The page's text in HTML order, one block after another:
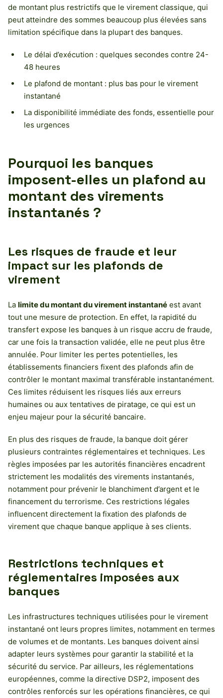
de montant plus restrictifs que le virement classique, qui
peut atteindre des sommes beaucoup plus élevées sans
limitation spécifique dans la plupart des banques.
Le délai d’exécution : quelques secondes contre 24-
48 heures
Le plafond de montant : plus bas pour le virement
instantané
La disponibilité immédiate des fonds, essentielle pour
les urgences
Pourquoi les banques
imposent-elles un plafond au
montant des virements
instantanés ?
Les risques de fraude et leur
impact sur les plafonds de
virement
La limite du montant du virement instantané est avant
tout une mesure de protection. En effet, la rapidité du
transfert expose les banques à un risque accru de fraude,
car une fois la transaction validée, elle ne peut plus être
annulée. Pour limiter les pertes potentielles, les
établissements financiers fixent des plafonds afin de
contrôler le montant maximal transférable instantanément.
Ces limites réduisent les risques liés aux erreurs
humaines ou aux tentatives de piratage, ce qui est un
enjeu majeur pour la sécurité bancaire.
En plus des risques de fraude, la banque doit gérer
plusieurs contraintes réglementaires et techniques. Les
règles imposées par les autorités financières encadrent
strictement les modalités des virements instantanés,
notamment pour prévenir le blanchiment d’argent et le
financement du terrorisme. Ces restrictions légales
influencent directement la fixation des plafonds de
virement que chaque banque applique à ses clients.
Restrictions techniques et
réglementaires imposées aux
banques
Les infrastructures techniques utilisées pour le virement
instantané ont leurs propres limites, notamment en termes
de volumes et de montants. Les banques doivent ainsi
adapter leurs systèmes pour garantir la stabilité et la
sécurité du service. Par ailleurs, les réglementations
européennes, comme la directive DSP2, imposent des
contrôles renforcés sur les opérations financières, ce qui